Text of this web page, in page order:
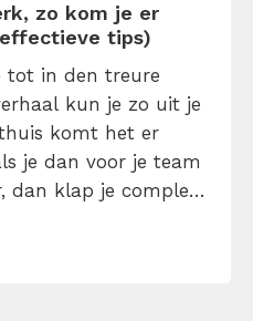
zo kom je er
tips)
tot in den treure
kun je zo uit je
komt het er
je dan voor je team
dan klap je compleet
hadden er last